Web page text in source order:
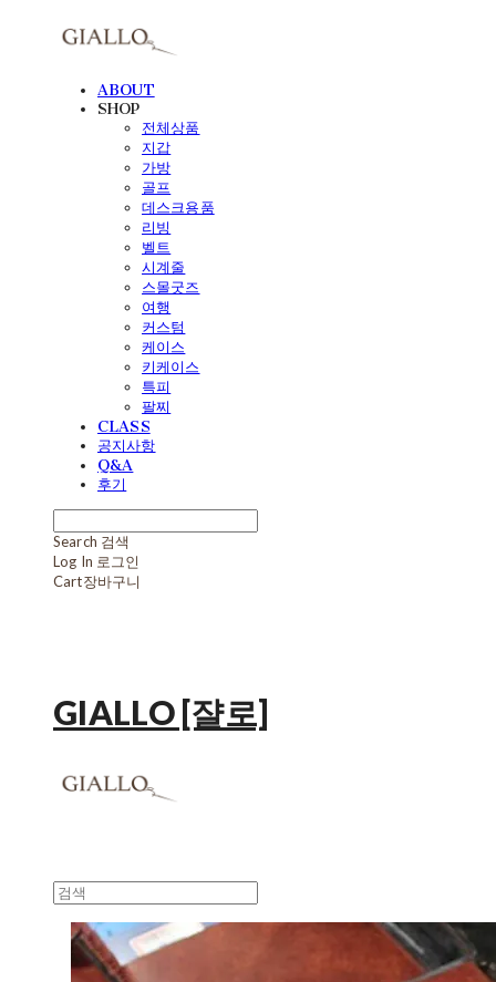
ABOUT
SHOP
전체상품
지갑
가방
골프
데스크용품
리빙
벨트
시계줄
스몰굿즈
여행
커스텀
케이스
키케이스
특피
팔찌
CLASS
공지사항
Q&A
후기
Search 검색
Log In 로그인
Cart장바구니
GIALLO [쟐로]